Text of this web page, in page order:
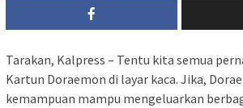
Tarakan, Kalpress – Tentu kita semua
Kartun Doraemon di layar kaca. Jika,
kemampuan mampu mengeluarkan